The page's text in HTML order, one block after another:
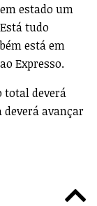
estado um
tudo
está em
Expresso.
total deverá
deverá avançar